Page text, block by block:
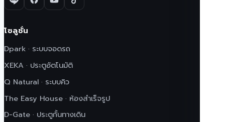
โซลูชั่น
Dpark · ระบบจอดรถ
XEKA · ประตูอัตโนมัติ
Q Natural · ระบบคิว
The Easy House · ห้องสำเร็จรูป
D-Gate · ประตูกั้นทางเดิน